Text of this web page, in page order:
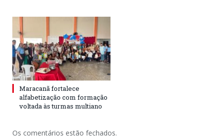
Maracanã fortalece
alfabetização com formação
voltada às turmas multiano
Os comentários estão fechados.